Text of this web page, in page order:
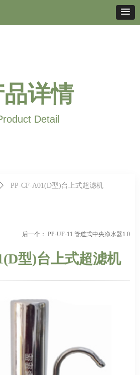
品详情
Detail
型)台上式超滤机
后一个： PP-UF-11 管道式中央净水器1.0
ꄲ PP-CF-A01(D型)台上式超滤机